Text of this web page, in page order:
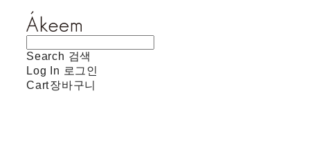
Search 검색
Log In 로그인
Cart장바구니